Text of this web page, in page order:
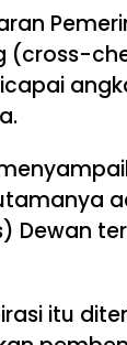
(cross-
Dewan
itu